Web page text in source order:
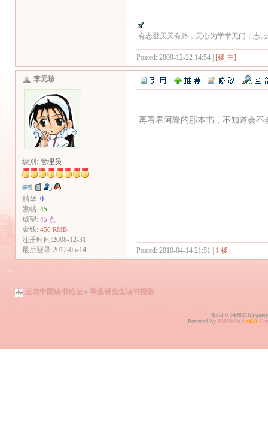
有志登天天有路，无心为学学无门；志
Posted: 2009-12-22 14:54 | [楼 主]
李元珍
级别: 管理员
精华: 0
发帖: 45
威望: 45 点
金钱: 450 RMB
注册时间:2008-12-31
最后登录:2012-05-14
再看看阿隆的那本书，不知道会
Posted: 2010-04-14 21:51 | 1 楼
三农中国读书论坛 » 毕业研究生读书报告
Total 0.349831(s)
Powered by PHPWind v6.0